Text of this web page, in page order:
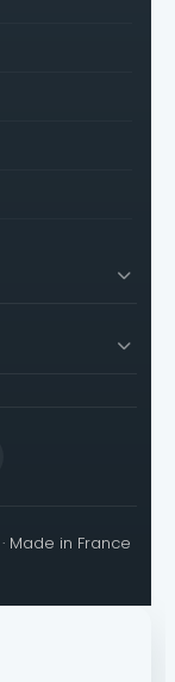
· Made in France